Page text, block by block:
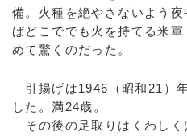
備。火種を絶やさないよう
ばどこででも火を持てる米
めて驚くのだった。
引揚げは1946（昭和21）
した。満24歳。
その後の足取りはくわしく